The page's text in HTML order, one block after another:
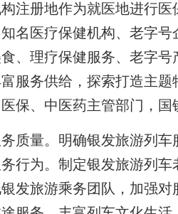
注册地作为就医地进行
名医疗保健机构、老字
、理疗保健服务、老字
服务供给，探索打造主
保、中医药主管部门，
量。明确银发旅游列车
行为。制定银发旅游列
发旅游乘务团队，加强